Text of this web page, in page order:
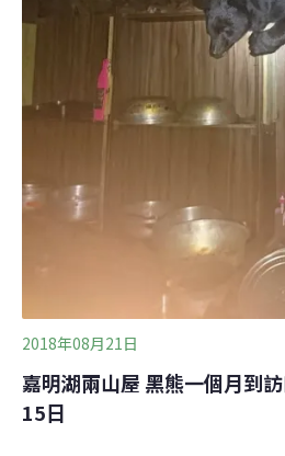
2018年08月21日
嘉明湖兩山屋 黑熊一個月到
15日